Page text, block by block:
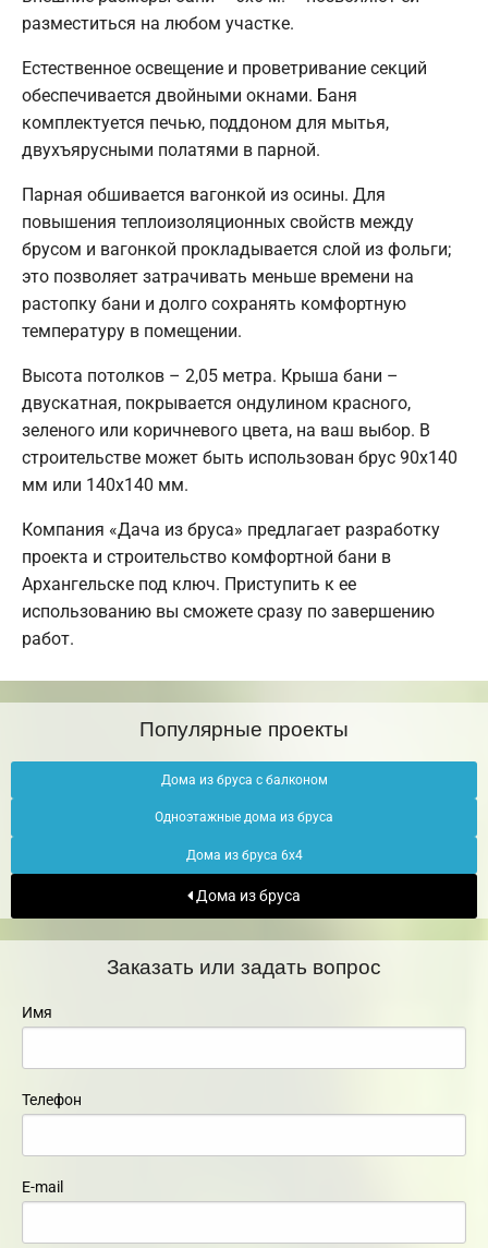
разместиться на любом участке.
Естественное освещение и проветривание секций
обеспечивается двойными окнами. Баня
комплектуется печью, поддоном для мытья,
двухъярусными полатями в парной.
Парная обшивается вагонкой из осины. Для
повышения теплоизоляционных свойств между
брусом и вагонкой прокладывается слой из фольги;
это позволяет затрачивать меньше времени на
растопку бани и долго сохранять комфортную
температуру в помещении.
Высота потолков – 2,05 метра. Крыша бани –
двускатная, покрывается ондулином красного,
зеленого или коричневого цвета, на ваш выбор. В
строительстве может быть использован брус 90x140
мм или 140x140 мм.
Компания «Дача из бруса» предлагает разработку
проекта и строительство комфортной бани в
Архангельске под ключ. Приступить к ее
использованию вы сможете сразу по завершению
работ.
Популярные проекты
Дома из бруса с балконом
Одноэтажные дома из бруса
Дома из бруса 6х4
Дома из бруса
Заказать или задать вопрос
Имя
Телефон
E-mail